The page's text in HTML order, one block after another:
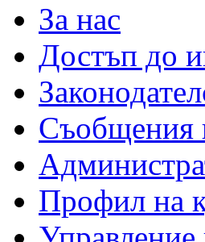
За нас
Достъп до
Съобщения
Профил на